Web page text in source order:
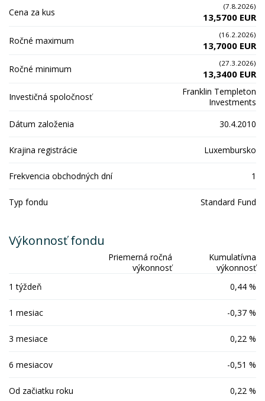
Cena za kus (7.8.2026)
13,5700 EUR
Ročné maximum (16.2.2026)
13,7000 EUR
Ročné minimum (27.3.2026)
13,3400 EUR
Investičná spoločnosť
Franklin Templeton
Investments
Dátum založenia
30.4.2010
Krajina registrácie Luxembursko
Frekvencia obchodných dní 1
Typ fondu Standard Fund
Výkonnosť fondu
Priemerná ročná
výkonnosť
Kumulatívna
výkonnosť
1 týždeň
0,44 %
1 mesiac -0,37 %
3 mesiace 0,22 %
6 mesiacov -0,51 %
Od začiatku roku 0,22 %